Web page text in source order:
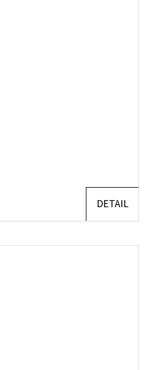
DETAIL